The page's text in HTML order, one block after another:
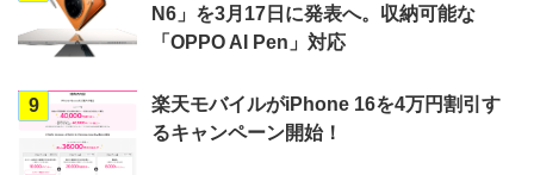
N6」を3月17日に発表へ。収納可能な
「OPPO AI Pen」対応
9
楽天モバイルがiPhone 16を4万円割引す
るキャンペーン開始！